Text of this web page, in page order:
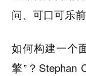
问、可口可乐
如何构建一个
擎”？Stephan